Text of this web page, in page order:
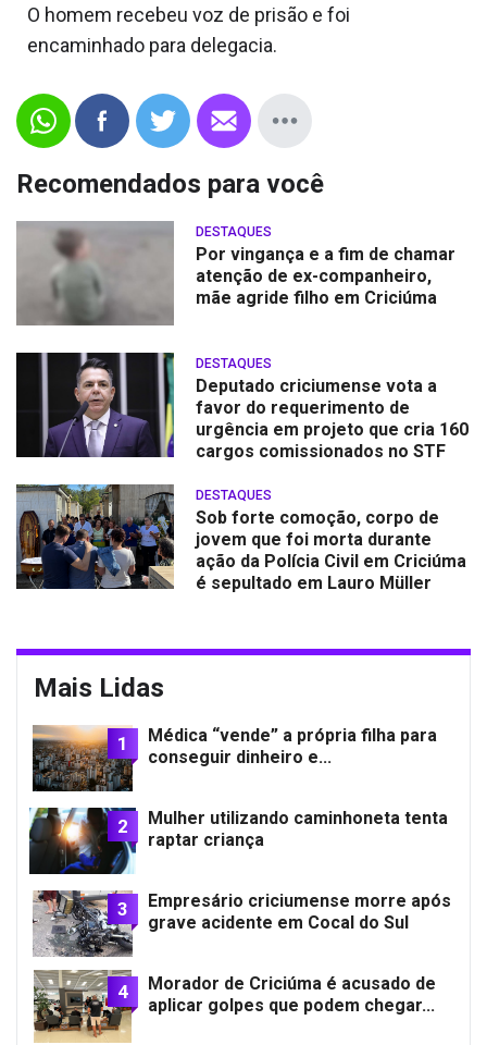
O homem recebeu voz de prisão e foi
encaminhado para delegacia.
Recomendados para você
DESTAQUES
Por vingança e a fim de chamar
atenção de ex-companheiro,
mãe agride filho em Criciúma
DESTAQUES
Deputado criciumense vota a
favor do requerimento de
urgência em projeto que cria 160
cargos comissionados no STF
DESTAQUES
Sob forte comoção, corpo de
jovem que foi morta durante
ação da Polícia Civil em Criciúma
é sepultado em Lauro Müller
Mais Lidas
1
Médica “vende” a própria filha para
conseguir dinheiro e...
2
Mulher utilizando caminhoneta tenta
raptar criança
3
Empresário criciumense morre após
grave acidente em Cocal do Sul
4
Morador de Criciúma é acusado de
aplicar golpes que podem chegar...